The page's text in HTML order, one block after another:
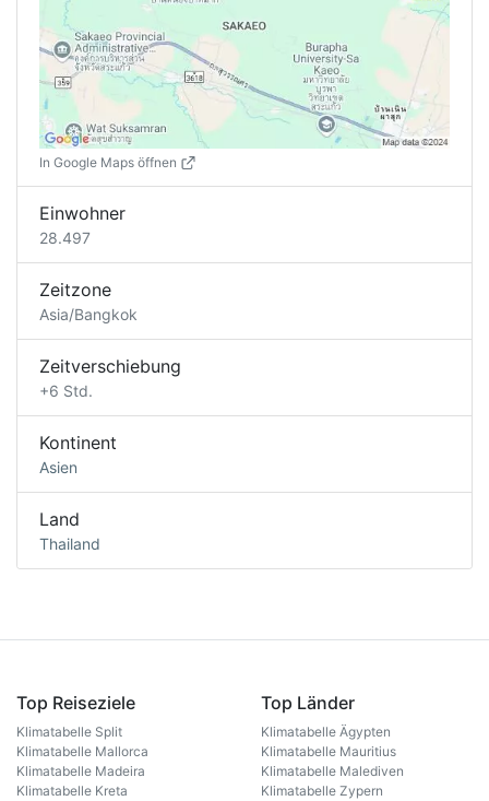
In Google Maps öffnen
Einwohner
28.497
Zeitzone
Asia/Bangkok
Zeitverschiebung
+6 Std.
Kontinent
Asien
Land
Thailand
Top Reiseziele
Klimatabelle Split
Klimatabelle Mallorca
Klimatabelle Madeira
Klimatabelle Kreta
Top Länder
Klimatabelle Ägypten
Klimatabelle Mauritius
Klimatabelle Malediven
Klimatabelle Zypern